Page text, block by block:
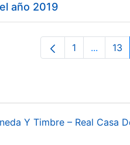
año 2019
Página
1 ... 13
Y Timbre – Real Casa